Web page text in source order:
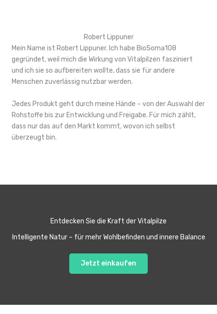
Robert Lippuner
Mein Name ist Robert Lippuner. Ich habe BioSoma108
gegründet, weil mich die Wirkung von Vitalpilzen fasziniert
und ich sie so aufbereiten wollte, dass sie für andere
Menschen zuverlässig nutzbar werden.
Jedes Produkt geht durch meine Hände – von der Auswahl der
Rohstoffe bis zur Entwicklung und Freigabe. Für mich zählt,
dass nur das auf den Markt kommt, wovon ich selbst
überzeugt bin.
Entdecken Sie die Kraft der Vitalpilze
Intelligente Natur – für mehr Wohlbefinden und innere Balance
Jetzt einkaufen